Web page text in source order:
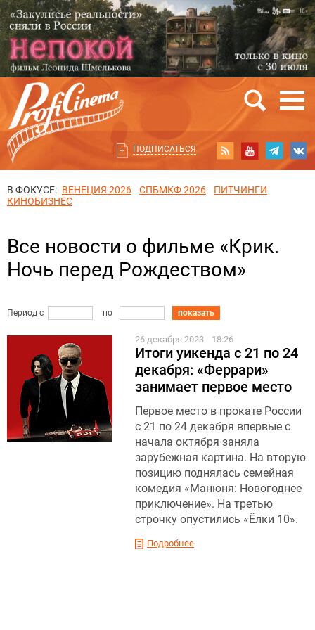
ПОДПИСАТЬСЯ
В ФОКУСЕ: ВЕНЕЦИЯ 2026 СПБМКФ 2026
ПИТЧИНГИ
КИНОБИЗНЕС
Все новости о фильме «Крик.
Ночь перед Рождеством»
Период с по показать
26 декабря 2023 18:26
Итоги уикенда с 21 по 24
декабря: «Феррари»
занимает первое место
Первое место в прокате России
с 21 по 24 декабря впервые с
начала октября заняла
зарубежная картина. На вторую
позицию поднялась семейная
комедия «Манюня: Новогоднее
приключение». На третью
строчку опустились «Ёлки 10».
Подробнее